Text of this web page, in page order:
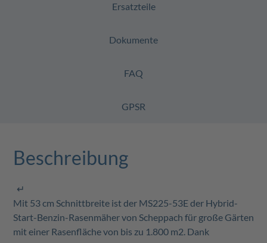
Ersatzteile
Dokumente
FAQ
GPSR
Beschreibung
↵
Mit 53 cm Schnittbreite ist der MS225-53E der Hybrid-
Start-Benzin-Rasenmäher von Scheppach für große Gärten
mit einer Rasenfläche von bis zu 1.800 m2. Dank